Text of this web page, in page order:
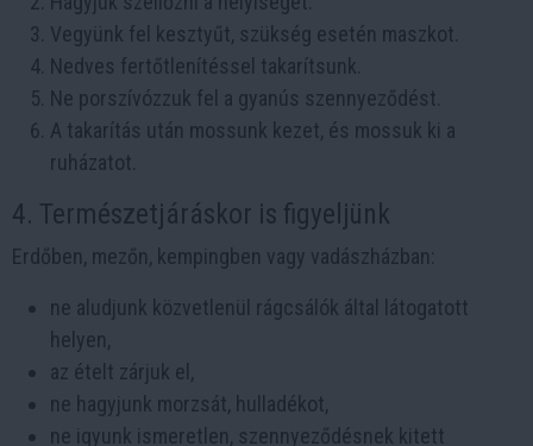
Vegyünk fel kesztyűt, szükség esetén maszkot.
Nedves fertőtlenítéssel takarítsunk.
Ne porszívózzuk fel a gyanús szennyeződést.
A takarítás után mossunk kezet, és mossuk ki a
ruházatot.
4. Természetjáráskor is figyeljünk
Erdőben, mezőn, kempingben vagy vadászházban:
ne aludjunk közvetlenül rágcsálók által látogatott
helyen,
az ételt zárjuk el,
ne hagyjunk morzsát, hulladékot,
ne igyunk ismeretlen, szennyeződésnek kitett